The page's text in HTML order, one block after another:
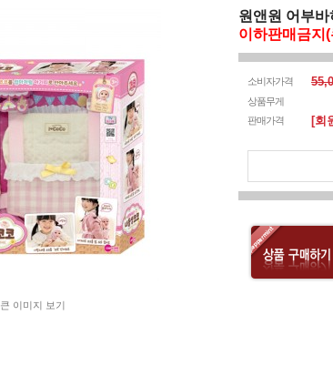
큰 이미지 보기
원앤원 어부
이하판매금지
소비자가격
상품무게
판매가격
[회